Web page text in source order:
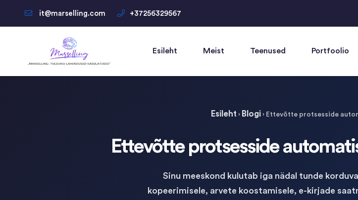
it@marselling.com +37256329567
Esileht Meist Teenused Portfoolio
Esileht › Blogi › Ettevõtte protsesside
Ettevõtte protsesside
Sinu meeskond kulutab iga nädal tunde
kopeerimisele, arvete koostamisele, e-kirjade